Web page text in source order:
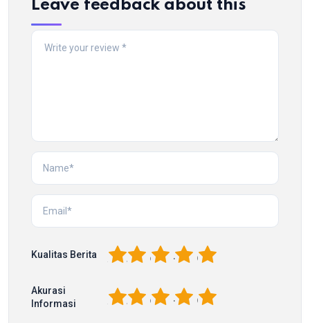
Leave feedback about this
Kualitas Berita 5
4
3
2
Akurasi
Informasi
5
4
3
2